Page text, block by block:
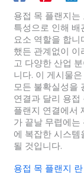
용접 목 플랜지는
특성으로 인해 배
요소 역할을 합
했든 관계없이
고 다양한 산업
니다. 이 게시물
모든 불확실성을
연결과 달리 용
플랜지 연결에서
가 끝날 무렵에
에 복잡한 시스템
될 것입니다.
용접 목 플랜지